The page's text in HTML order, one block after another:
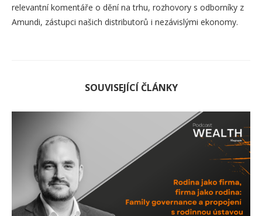
relevantní komentáře o dění na trhu, rozhovory s odborníky z
Amundi, zástupci našich distributorů i nezávislými ekonomy.
SOUVISEJÍCÍ ČLÁNKY